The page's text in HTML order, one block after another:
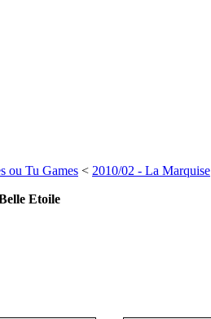
ou Tu Games < 2010/02 - La Marquise
Etoile